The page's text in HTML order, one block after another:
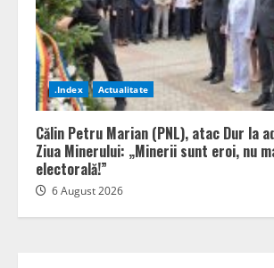
.Index Actualitate
Călin Petru Marian (PNL), atac Dur la
Ziua Minerului: „Minerii sunt eroi, nu
electorală!”
6 August 2026